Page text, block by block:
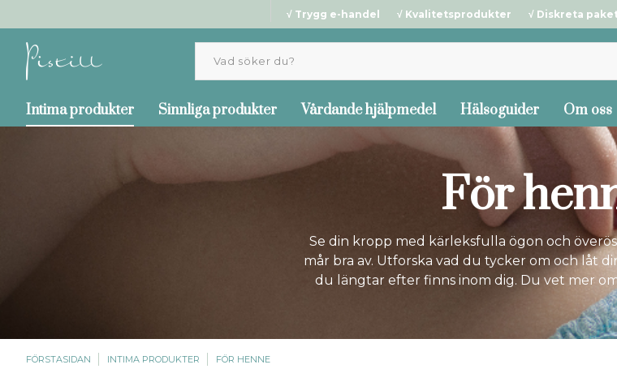
√ Trygg e-handel √ Kvalitetsprodukter √ Diskreta
Intima produkter Sinnliga produkter Vårdande hjälpmedel Hälsoguider Om oss
För
Se din kropp med kärleksfulla ögon och
mår bra av. Utforska vad du tycker om och låt
du längtar efter finns inom dig. Du vet mer
FÖRSTASIDAN INTIMA PRODUKTER FÖR HENNE